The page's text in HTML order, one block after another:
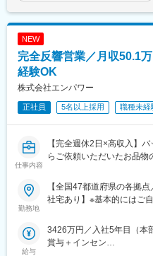
NEW
完全反響営業／月収50.1
経験OK
株式会社エンパワー
正社員 5名以上採用 職種未経
仕事内容
【完全週休2日×高収入】
らご依頼いただいたお品物
勤務地
【全国47都道府県の各拠
社宅あり】※基本的にはご
経験を積んでいただく可
通勤OK（規定あり。詳細
一覧＞◆北海道・東北北海
給与
3426万円／入社5年目（本
賞与＋インセン